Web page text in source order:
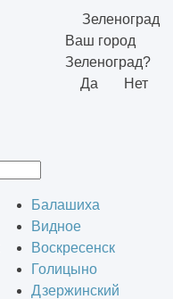
Зеленоград
Ваш город
Зеленоград?
Да
Нет
Балашиха
Видное
Воскресенск
Голицыно
Дзержинский